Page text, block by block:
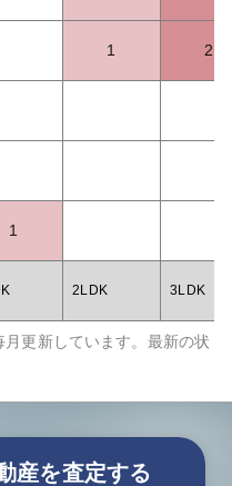
1 2
1
2LDK 3LDK
更新しています。最新の状
産を査定する